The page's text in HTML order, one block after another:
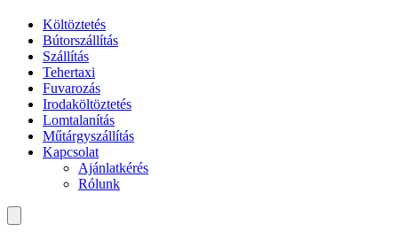
Költöztetés
Bútorszállítás
Szállítás
Tehertaxi
Fuvarozás
Irodaköltöztetés
Lomtalanítás
Műtárgyszállítás
Kapcsolat
Ajánlatkérés
Rólunk